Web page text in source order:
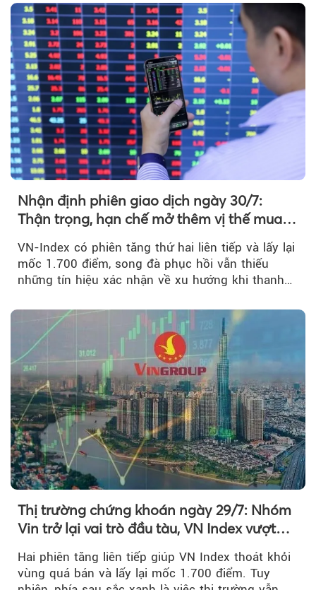
Nhận định phiên giao dịch ngày 30/7:
Thận trọng, hạn chế mở thêm vị thế mua
VN-Index có phiên tăng thứ hai liên tiếp và lấy lại
mốc 1.700 điểm, song đà phục hồi vẫn thiếu
những tín hiệu xác nhận về xu hướng khi thanh
Thị trường chứng khoán ngày 29/7: Nhóm
Vin trở lại vai trò đầu tàu, VN Index vượt
Hai phiên tăng liên tiếp giúp VN Index thoát khỏi
vùng quá bán và lấy lại mốc 1.700 điểm. Tuy